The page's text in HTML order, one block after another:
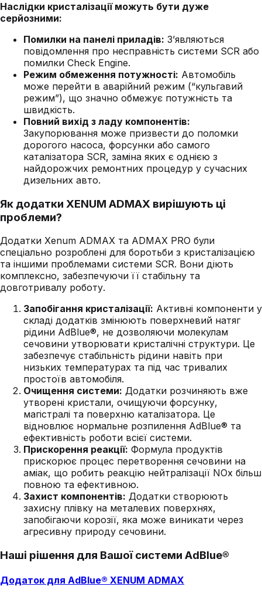
Наслідки кристалізації можуть бути дуже
серйозними:
Помилки на панелі приладів: З’являються
повідомлення про несправність системи SCR або
помилки Check Engine.
Режим обмеження потужності: Автомобіль
може перейти в аварійний режим (“кульгавий
режим”), що значно обмежує потужність та
швидкість.
Повний вихід з ладу компонентів:
Закупорювання може призвести до поломки
дорогого насоса, форсунки або самого
каталізатора SCR, заміна яких є однією з
найдорожчих ремонтних процедур у сучасних
дизельних авто.
Як додатки XENUM ADMAX вирішують ці
проблеми?
Додатки Xenum ADMAX та ADMAX PRO були
спеціально розроблені для боротьби з кристалізацією
та іншими проблемами системи SCR. Вони діють
комплексно, забезпечуючи її стабільну та
довготривалу роботу.
Запобігання кристалізації: Активні компоненти у
складі додатків змінюють поверхневий натяг
рідини AdBlue®, не дозволяючи молекулам
сечовини утворювати кристалічні структури. Це
забезпечує стабільність рідини навіть при
низьких температурах та під час тривалих
простоїв автомобіля.
Очищення системи: Додатки розчиняють вже
утворені кристали, очищуючи форсунку,
магістралі та поверхню каталізатора. Це
відновлює нормальне розпилення AdBlue® та
ефективність роботи всієї системи.
Прискорення реакції: Формула продуктів
прискорює процес перетворення сечовини на
аміак, що робить реакцію нейтралізації NOx більш
повною та ефективною.
Захист компонентів: Додатки створюють
захисну плівку на металевих поверхнях,
запобігаючи корозії, яка може виникати через
агресивну природу сечовини.
Наші рішення для Вашої системи AdBlue®
Додаток для AdBlue® XENUM ADMAX